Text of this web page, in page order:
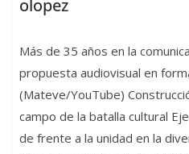
olopez
Más de 35 años en la
propuesta audiovisual en
(Mateve/YouTube)
campo de la batalla cultural
de frente a la unidad en la